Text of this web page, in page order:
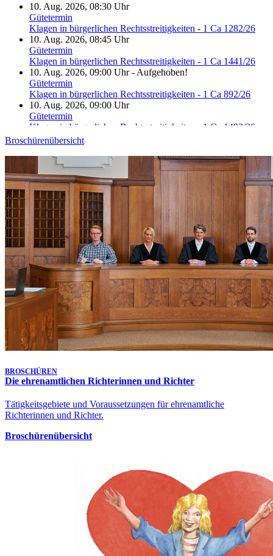
10. Aug. 2026, 08:30 Uhr
Gütetermin
Klagen in bürgerlichen Rechtsstreitigkeiten - 1 Ca 1282/26
10. Aug. 2026, 08:45 Uhr
Gütetermin
Klagen in bürgerlichen Rechtsstreitigkeiten - 1 Ca 1441/26
10. Aug. 2026, 09:00 Uhr- Aufgehoben!
Gütetermin
Klagen in bürgerlichen Rechtsstreitigkeiten - 1 Ca 892/26
10. Aug. 2026, 09:00 Uhr
Gütetermin
Klagen in bürgerlichen Rechtsstreitigkeiten - 1 Ca 1492/26
10. Aug. 2026, 09:15 Uhr
Klagen in bürgerlichen Rechtsstreitigkeiten - 1 Ca 1571/26
10. Aug. 2026, 09:15 Uhr
Aufgehoben!
Gütetermin
Klagen in bürgerlichen Rechtsstreitigkeiten - 1 Ca 1632/26
10. Aug. 2026, 09:15 Uhr
Gütetermin
Klagen in bürgerlichen Rechtsstreitigkeiten - 1 Ca 1641/26
10. Aug. 2026, 09:30 Uhr
Gütetermin
Klagen in bürgerlichen Rechtsstreitigkeiten - 1 Ca 1582/26
10. Aug. 2026, 09:45 Uhr
Gütetermin
Klagen in bürgerlichen Rechtsstreitigkeiten - 1 Ca 1532/26
10. Aug. 2026, 10:00 Uhr
Gütetermin
Klagen in bürgerlichen Rechtsstreitigkeiten - 1 Ca 1572/26
Letzte Aktualisierung:
7. Aug. 2026, 17:25 Uhr
Broschürenübersicht
BROSCHÜREN
Die ehrenamtlichen Richterinnen und Richter
Tätigkeitsgebiete und Voraussetzungen für ehrenamtliche
Richterinnen und Richter.
Broschürenübersicht